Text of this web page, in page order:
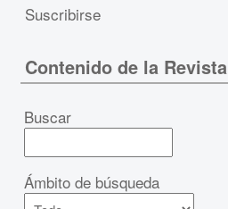
Suscribirse
Contenido de la Revista
Buscar
Ámbito de búsqueda